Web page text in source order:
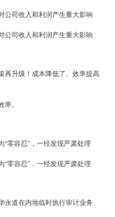
公司收入和利润产生重大影响
公司收入和利润产生重大影响
再升级！成本降低了、效率提高
。
零容忍”，一经发现严肃处理
零容忍”，一经发现严肃处理
永道在内地临时执行审计业务